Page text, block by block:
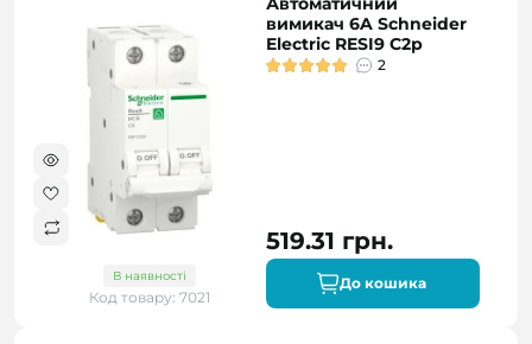
В наявності
Код товару: 7021
вимикач 6A Schneider
Electric RESI9 C2р
2
519.31 грн.
До кошика